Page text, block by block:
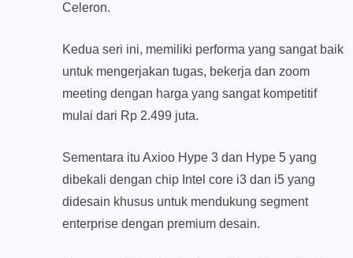
Celeron.
Kedua seri ini, memiliki performa yang sangat baik
untuk mengerjakan tugas, bekerja dan zoom
meeting dengan harga yang sangat kompetitif
mulai dari Rp 2.499 juta.
Sementara itu Axioo Hype 3 dan Hype 5 yang
dibekali dengan chip Intel core i3 dan i5 yang
didesain khusus untuk mendukung segment
enterprise dengan premium desain.